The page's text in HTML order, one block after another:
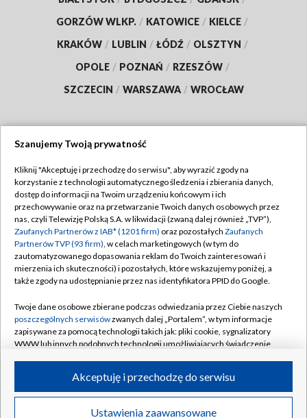
GORZÓW WLKP. / KATOWICE / KIELCE /
KRAKÓW / LUBLIN / ŁÓDŹ / OLSZTYN /
OPOLE / POZNAŃ / RZESZÓW /
SZCZECIN / WARSZAWA / WROCŁAW
TVP
Abonament TVP
Emisja w TVP
Centrum informacji TVP
Naziemna Telewizja Cyfrowa
Rada Programowa
System NOS
Informacje o nadawcy
Program dla prasy
Regulamin TVP
Polityka prywatności
Moje zgody
Pomoc
Kontakt
Kanały
©2026 Telewizja Polska S.A. w likwidacji
Szanujemy Twoją prywatność
Kliknij "Akceptuję i przechodzę do serwisu", aby wyrazić zgody na
korzystanie z technologii automatycznego śledzenia i zbierania danych,
dostęp do informacji na Twoim urządzeniu końcowym i ich
przechowywanie oraz na przetwarzanie Twoich danych osobowych przez
nas, czyli Telewizję Polską S.A. w likwidacji (zwaną dalej również „TVP”),
Zaufanych Partnerów z IAB* (1201 firm) oraz pozostałych Zaufanych
Partnerów TVP (93 firm), w celach marketingowych (w tym do
zautomatyzowanego dopasowania reklam do Twoich zainteresowań i
mierzenia ich skuteczności) i pozostałych, które wskazujemy poniżej, a
także zgody na udostępnianie przez nas identyfikatora PPID do Google.
Twoje dane osobowe zbierane podczas odwiedzania przez Ciebie naszych
poszczególnych serwisówzwanych dalej „Portalem”, w tym informacje
zapisywane za pomocą technologii takich jak: pliki cookie, sygnalizatory
WWW lub innych podobnych technologii umożliwiających świadczenie
ruchu w Internecie.
Twoje dane osobowe zbierane podczas odwiedzania przez Ciebie
Ustawienia zaawansowane
Akceptuję i przechodzę do serwisu